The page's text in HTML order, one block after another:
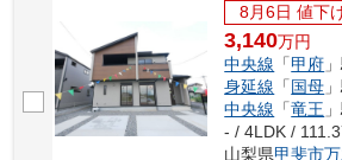
8月6日 値下
3,140万円
中央線 「甲府 」
身延線 「国母
中央線 「竜王
- / 4LDK /
山梨県甲斐市